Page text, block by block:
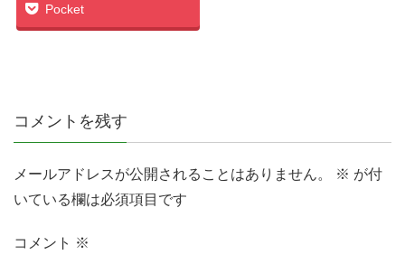
Pocket
コメントを残す
メールアドレスが公開されることはありません。 ※ が付
いている欄は必須項目です
コメント ※